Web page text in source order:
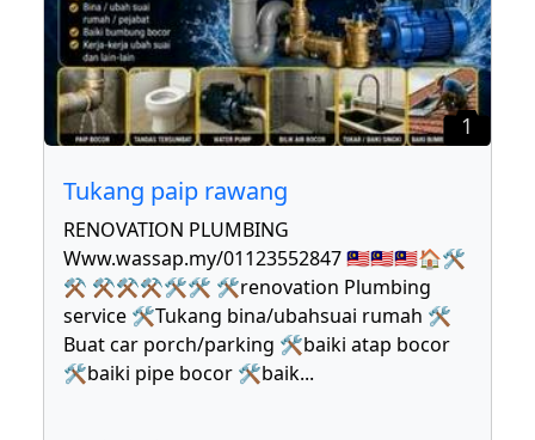
1
Tukang paip rawang
RENOVATION PLUMBING
Www.wassap.my/01123552847 🇲🇾🇲🇾🇲🇾🏠🛠
⚒ ⚒⚒⚒🛠🛠 🛠renovation Plumbing
service 🛠Tukang bina/ubahsuai rumah 🛠
Buat car porch/parking 🛠baiki atap bocor
🛠baiki pipe bocor 🛠baik...